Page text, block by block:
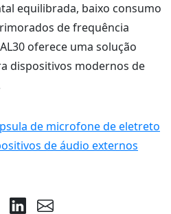
equilibrada, baixo consumo
de frequência
oferece uma solução
dispositivos modernos de
de microfone de eletreto
de áudio externos